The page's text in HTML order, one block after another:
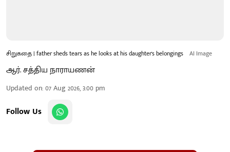
சிறுகதை | father sheds tears as he looks at his daughter's belongings AI Image
ஆர். சத்திய நாராயணன்
Updated on:07 Aug 2026, 3:00 pm
Follow Us